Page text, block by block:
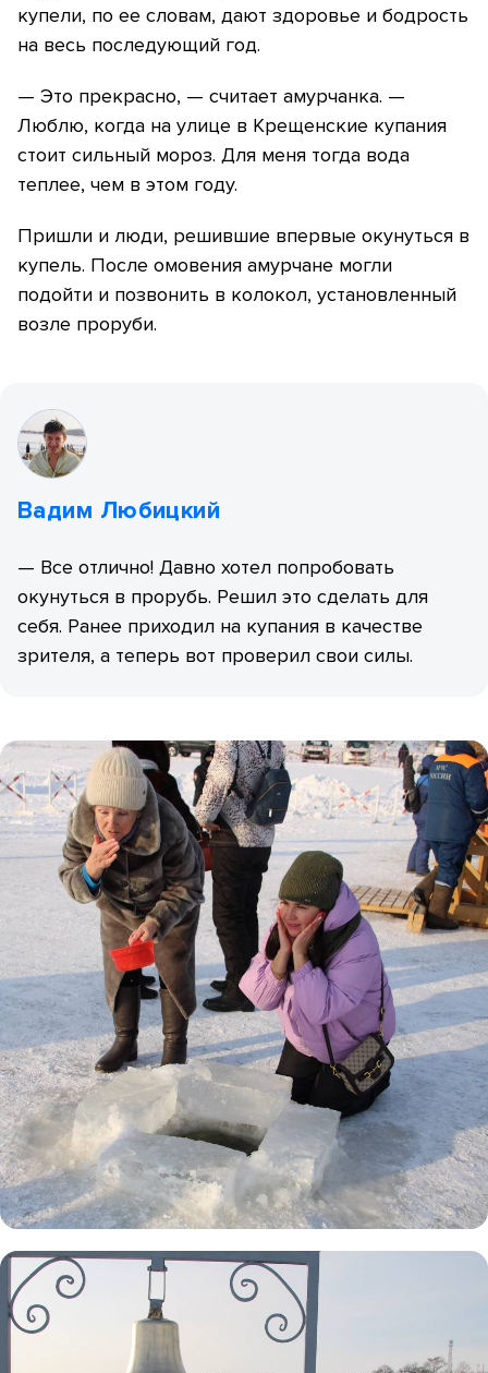
купели, по ее словам, дают здоровье и бодрость
на весь последующий год.
— Это прекрасно, — считает амурчанка. —
Люблю, когда на улице в Крещенские купания
стоит сильный мороз. Для меня тогда вода
теплее, чем в этом году.
Пришли и люди, решившие впервые окунуться в
купель. После омовения амурчане могли
подойти и позвонить в колокол, установленный
возле проруби.
Вадим Любицкий
— Все отлично! Давно хотел попробовать
окунуться в прорубь. Решил это сделать для
себя. Ранее приходил на купания в качестве
зрителя, а теперь вот проверил свои силы.